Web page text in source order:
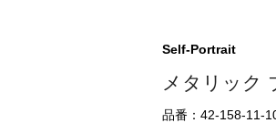
Self-Portrait
メタリック
品番：42-158-11-